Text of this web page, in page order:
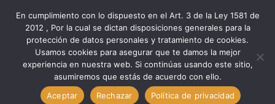
Medio Ambiente
Eg. Renovable INVERSOR ONGRID 20K-LV SOLIS // SOLIS
OnGrid 20K -LV
En cumplimiento con lo dispuesto en el Art. 3 de la Ley 1581 de
2012 , Por la cual se dictan disposiciones generales para la
protección de datos personales y tratamiento de cookies.
Usamos cookies para asegurar que te damos la mejor
experiencia en nuestra web. Si continúas usando este sitio,
asumiremos que estás de acuerdo con ello.
Aceptar
Rechazar Política de privacidad